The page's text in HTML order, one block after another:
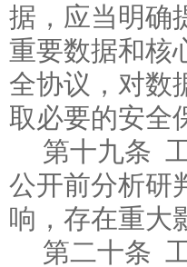
据，应当明确
重要数据和核
全协议，对数
取必要的安全
第十九条
公开前分析研
响，存在重大
第二十条